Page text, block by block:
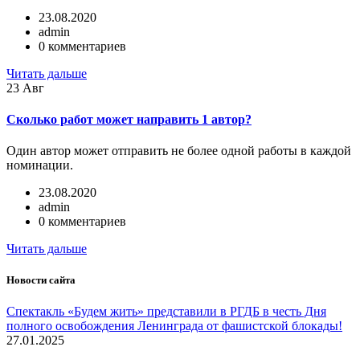
23.08.2020
admin
0 комментариев
Читать дальше
23 Авг
Сколько работ может направить 1 автор?
Один автор может отправить не более одной работы в каждой
номинации.
23.08.2020
admin
0 комментариев
Читать дальше
Новости сайта
Спектакль «Будем жить» представили в РГДБ в честь Дня
полного освобождения Ленинграда от фашистской блокады!
27.01.2025